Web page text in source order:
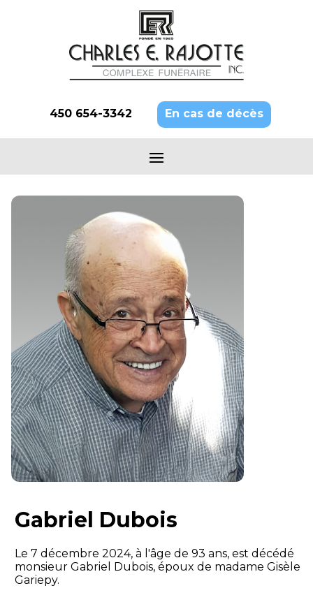
450 654-3342 En cas de décès
Gabriel Dubois
Le 7 décembre 2024, à l'âge de 93 ans, est décédé
monsieur Gabriel Dubois, époux de madame Gisèle
Gariepy.